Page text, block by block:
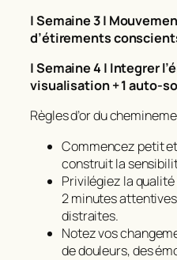
| Semaine 3 |
d’étirements
| Semaine 4 | Integrer
visualisation + 1 auto-
Règles d’or du
Commencez petit
construit la
Privilégiez la
2 minutes
distraites.
Notez vos
de douleurs, des